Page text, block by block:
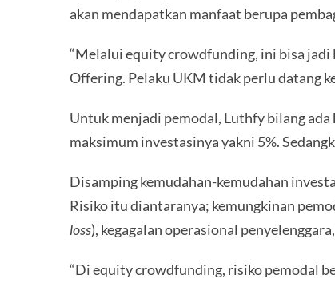
akan mendapatkan manfaat berupa
“Melalui equity crowdfunding, ini bisa jadi
Offering. Pelaku UKM tidak perlu datang
Untuk menjadi pemodal, Luthfy bilang
maksimum investasinya yakni 5%.
Disamping kemudahan-kemudahan
Risiko itu diantaranya; kemungkinan
loss), kegagalan operasional
“Di equity crowdfunding, risiko pemodal